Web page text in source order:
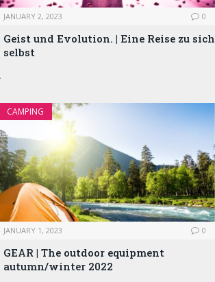
JANUARY 2, 2023 0
Geist und Evolution. | Eine Reise zu sich
selbst
CAMPING
JANUARY 1, 2023 0
GEAR | The outdoor equipment
autumn/winter 2022